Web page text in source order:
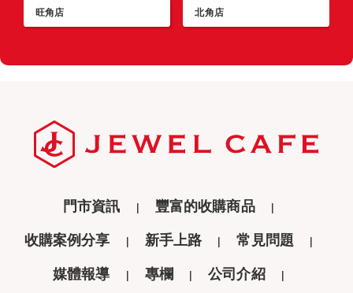
旺角店 北角店
門市資訊 豐富的收購商品
收購案例分享 新手上路 常見問題
媒體報導 專欄 公司介紹